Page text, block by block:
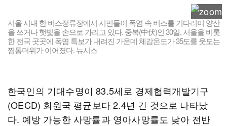
서울 시내 한 버스정류장에서 시민들이 폭염 속 버스를 기다리며 양산
을 쓰거나 햇빛을 손으로 가리고 있다. 중복(中伏)인 30일, 서울을 비롯
한 전국 곳곳에 폭염 특보가 내려진 가운데 체감온도가 35도를 웃도는
찜통더위가 이어졌다. 뉴시스
한국인의 기대수명이 83.5세로 경제협력개발기구
(OECD) 회원국 평균보다 2.4년 긴 것으로 나타났
다. 예방 가능한 사망률과 영아사망률도 낮아 전반